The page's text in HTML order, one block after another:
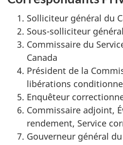
Solliciteur général du
Sous-solliciteur
Commissaire du
Canada
Président de la
libérations
Enquêteur
Commissaire adjoint,
rendement, Service
Gouverneur général